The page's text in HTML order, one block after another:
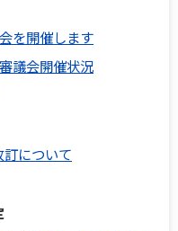
を開催します
議会開催状況
について